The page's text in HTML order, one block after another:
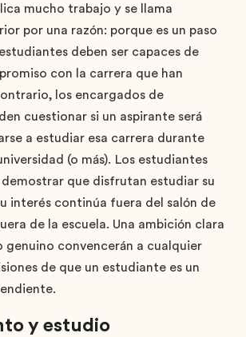
mucho trabajo y se llama
por una razón: porque es un paso
deben ser capaces de
con la carrera que han
los encargados de
cuestionar si un aspirante será
a estudiar esa carrera durante
(o más). Los estudiantes
que disfrutan estudiar su
interés continúa fuera del salón de
de la escuela. Una ambición clara
genuino convencerán a cualquier
de que un estudiante es un
y estudio